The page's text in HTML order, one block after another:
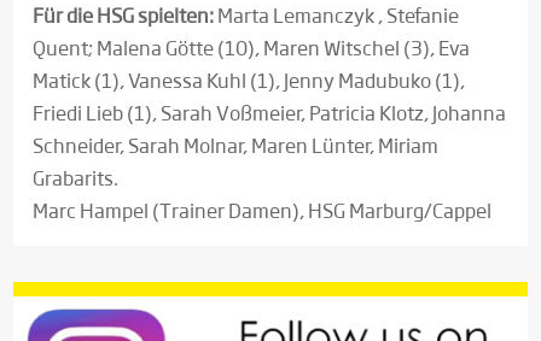
Für die HSG spielten:Marta Lemanczyk , Stefanie
Quent; Malena Götte (10), Maren Witschel (3), Eva
Matick (1), Vanessa Kuhl (1), Jenny Madubuko (1),
Friedi Lieb (1), Sarah Voßmeier, Patricia Klotz, Johanna
Schneider, Sarah Molnar, Maren Lünter, Miriam
Grabarits.
Marc Hampel (Trainer Damen), HSG Marburg/Cappel